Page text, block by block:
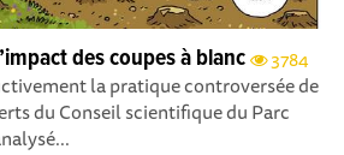
3784
des coupes à blanc
la pratique controversée de
du Conseil scientifique du Parc